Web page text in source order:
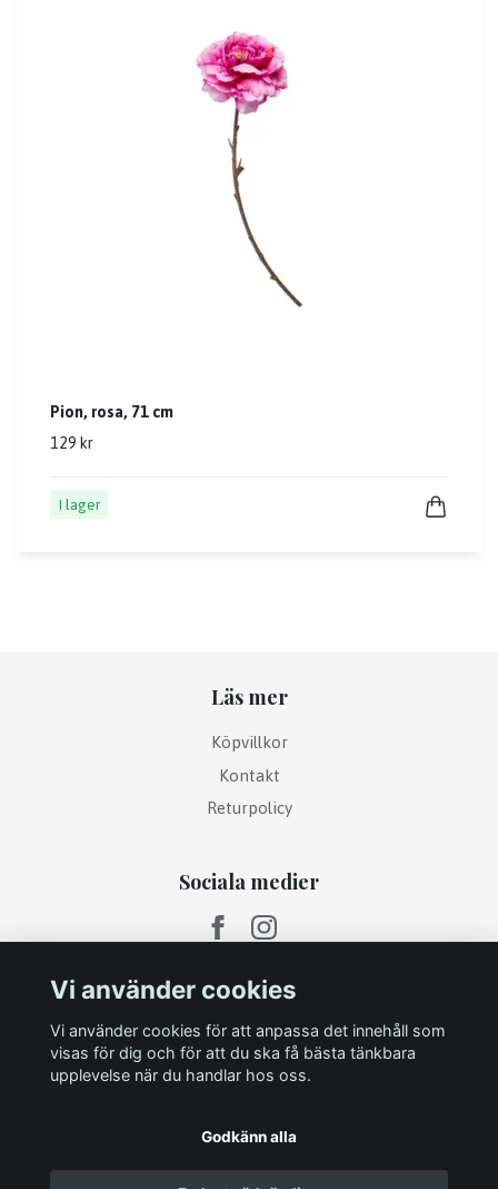
Pion, rosa, 71 cm
129 kr
I lager
Läs mer
Köpvillkor
Kontakt
Returpolicy
Sociala medier
Vi använder cookies
Vi använder cookies för att anpassa det innehåll som
visas för dig och för att du ska få bästa tänkbara
upplevelse när du handlar hos oss.
Godkänn alla